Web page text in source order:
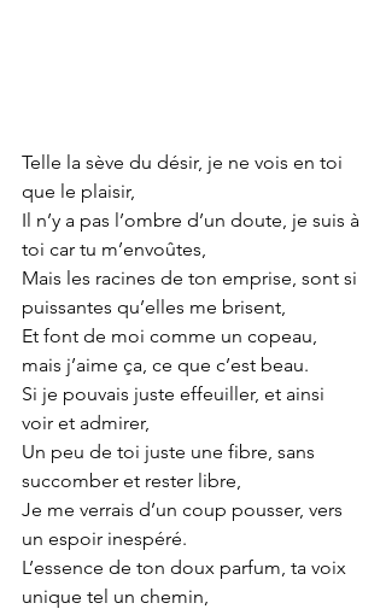
Telle la sève du désir, je ne vois en toi
que le plaisir,
Il n’y a pas l’ombre d’un doute, je suis à
toi car tu m’envoûtes,
Mais les racines de ton emprise, sont si
puissantes qu’elles me brisent,
Et font de moi comme un copeau,
mais j’aime ça, ce que c’est beau.
Si je pouvais juste effeuiller, et ainsi
voir et admirer,
Un peu de toi juste une fibre, sans
succomber et rester libre,
Je me verrais d’un coup pousser, vers
un espoir inespéré.
L’essence de ton doux parfum, ta voix
unique tel un chemin,